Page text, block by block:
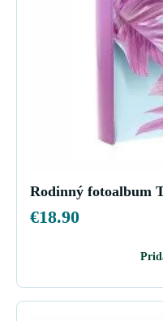
Rodinný fotoalbum
€18.90